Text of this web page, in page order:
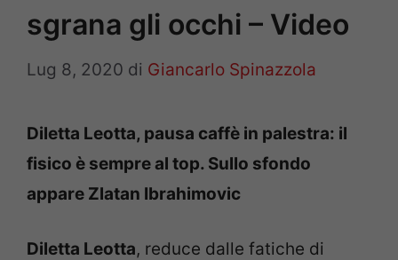
sgrana gli occhi – Video
Lug 8, 2020 di Giancarlo Spinazzola
Diletta Leotta, pausa caffè in palestra: il
fisico è sempre al top. Sullo sfondo
appare Zlatan Ibrahimovic
Diletta Leotta, reduce dalle fatiche di